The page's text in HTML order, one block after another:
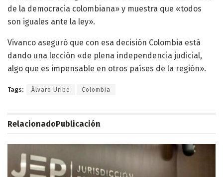
de la democracia colombiana» y muestra que «todos
son iguales ante la ley».
Vivanco aseguró que con esa decisión Colombia está
dando una lección «de plena independencia judicial,
algo que es impensable en otros países de la región».
Tags: Álvaro Uribe Colombia
RelacionadoPublicación